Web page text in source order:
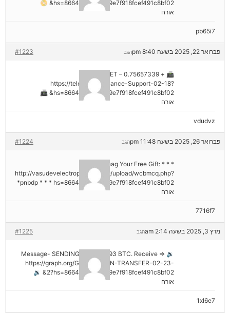
hs=8664c520642b9e7f918fcef491c8bf02& 📀
אורח
pb65i7
פברואר 22, 2025 בשעה 8:40 pm #1223 הגב
📠 + 0.75657339 BTC.GET –
https://telegra.ph/Binance-Support-02-18?
hs=8664c520642b9e7f918fcef491c8bf02& 📠
אורח
vdudvz
פברואר 26, 2025 בשעה 11:48 pm #1224 הגב
* * * Snag Your Free Gift:
http://vasudevelectroproject.com/upload/wcbmcq.php?
pnbdp * * * hs=8664c520642b9e7f918fcef491c8bf02*
אורח
7716f7
מרץ 3, 2025 בשעה 2:14 am #1225 הגב
🔉 Message- SENDING 0.75361393 BTC. Receive =>
https://graph.org/GET-BITCOIN-TRANSFER-02-23-
2?hs=8664c520642b9e7f918fcef491c8bf02& 🔉
אורח
1xl6e7